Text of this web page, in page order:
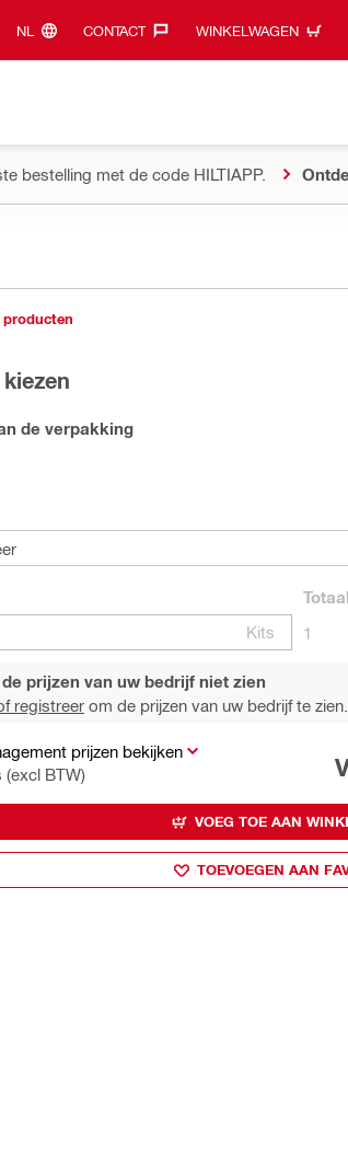
NL‎ CONTACT‎ WINKELWAGEN
bestelling met de code HILTIAPP.
producten
de verpakking
Kits
Totaal
1
prijzen van uw bedrijf niet zien
registreer om de prijzen van uw bedrijf te zien.
prijzen bekijken
BTW)
VOEG TOE AAN
TOEVOEGEN AAN